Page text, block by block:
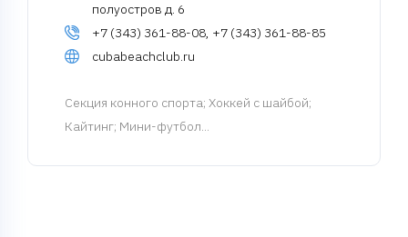
полуостров д. 6
+7 (343) 361-88-08, +7 (343) 361-88-85
cubabeachclub.ru
Cекция конного спорта; Хоккей с шайбой;
Кайтинг; Мини-футбол...